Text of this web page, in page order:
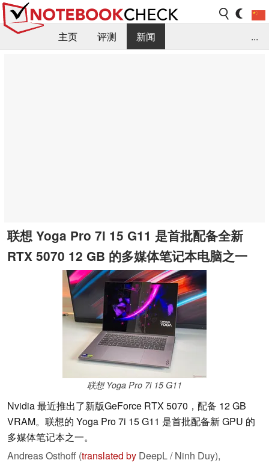
主页 评测
新闻
...
联想 Yoga Pro 7i 15 G11 是首批配备全新
RTX 5070 12 GB 的多媒体笔记本电脑之一
联想 Yoga Pro 7i 15 G11
Nvidia 最近推出了新版GeForce RTX 5070，配备 12 GB
VRAM。联想的 Yoga Pro 7i 15 G11 是首批配备新 GPU 的
多媒体笔记本之一。
Andreas Osthoff (translated by DeepL / Ninh Duy),